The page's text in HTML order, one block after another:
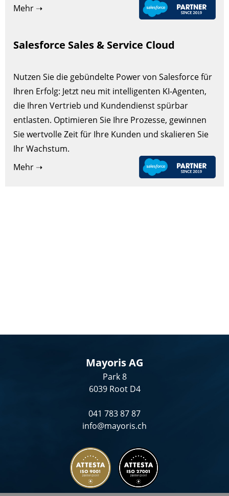
Mehr ➝
Salesforce Sales & Service Cloud
Nutzen Sie die gebündelte Power von Salesforce für
Ihren Erfolg: Jetzt neu mit intelligenten KI-Agenten,
die Ihren Vertrieb und Kundendienst spürbar
entlasten. Optimieren Sie Ihre Prozesse, gewinnen
Sie wertvolle Zeit für Ihre Kunden und skalieren Sie
Ihr Wachstum.
Mehr ➝
Mayoris AG
Park 8
6039 Root D4
041 783 87 87
info@mayoris.ch